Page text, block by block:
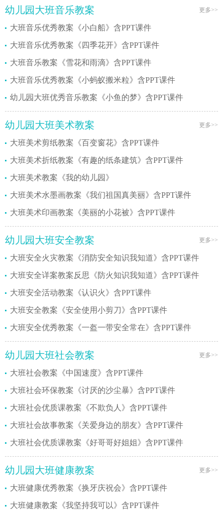
更多>>
幼儿园大班音乐教案
大班音乐优秀教案《小白船》含PPT课件
大班音乐优秀教案《四季花开》含PPT课件
大班音乐教案《雪花和雨滴》含PPT课件
大班音乐优秀教案《小蚂蚁搬米粒》含PPT课件
幼儿园大班优秀音乐教案《小鱼的梦》含PPT课件
更多>>
幼儿园大班美术教案
大班美术剪纸教案《百变窗花》含PPT课件
大班美术折纸教案《有趣的纸条建筑》含PPT课件
大班美术教案《我的幼儿园》
大班美术水墨画教案《我们祖国真美丽》含PPT课件
大班美术印画教案《美丽的小花被》含PPT课件
更多>>
幼儿园大班安全教案
大班安全火灾教案《消防安全知识我知道》含PPT课件
大班安全详案教案反思《防火知识我知道》含PPT课件
大班安全活动教案《认识火》含PPT课件
大班安全教案《安全使用小剪刀》含PPT课件
大班安全优秀教案《一盔一带安全常在》含PPT课件
更多>>
幼儿园大班社会教案
大班社会教案《中国速度》含PPT课件
大班社会环保教案《讨厌的沙尘暴》含PPT课件
大班社会优质课教案《不欺负人》含PPT课件
大班社会故事教案《关爱身边的朋友》含PPT课件
大班社会优质课教案《好哥哥好姐姐》含PPT课件
更多>>
幼儿园大班健康教案
大班健康优秀教案《换牙庆祝会》含PPT课件
大班健康教案《我坚持我可以》含PPT课件